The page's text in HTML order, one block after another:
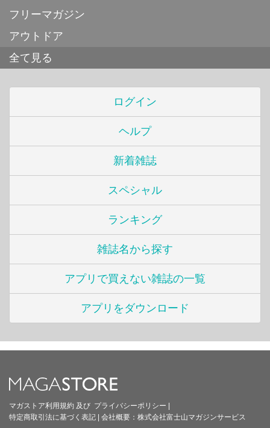
フリーマガジン
アウトドア
全て見る
ログイン
ヘルプ
新着雑誌
スペシャル
ランキング
雑誌名から探す
アプリで買えない雑誌の一覧
アプリをダウンロード
マガストア利用規約 及び プライバシーポリシー
特定商取引法に基づく表記
会社概要： 株式会社富士山マガジンサービス